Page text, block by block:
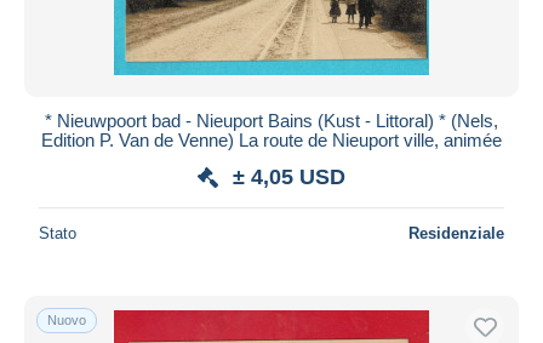
* Nieuwpoort bad - Nieuport Bains (Kust - Littoral) * (Nels,
Edition P. Van de Venne) La route de Nieuport ville, animée
± 4,05 USD
Stato Residenziale
Nuovo